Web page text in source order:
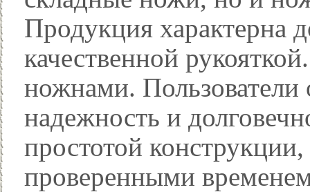
Продукция характерна
качественной
ножнами.
надежность и
простотой
проверенными